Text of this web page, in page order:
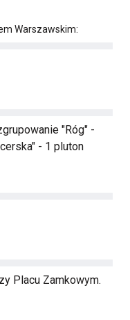
Warszawskim:
"Róg" -
- 1 pluton
Placu Zamkowym.